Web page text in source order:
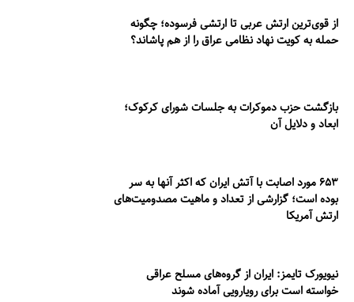
از قوی‌ترین ارتش عربی تا ارتشی فرسوده؛ چگونه
حمله به کویت نهاد نظامی عراق را از هم پاشاند؟
بازگشت حزب دموکرات به جلسات شورای کرکوک؛
ابعاد و دلایل آن
۶۵۳ مورد اصابت با آتش ایران که اکثر آنها به سر
بوده است؛ گزارشی از تعداد و ماهیت مصدومیت‌های
ارتش آمریکا
نیویورک تایمز: ایران از گروه‌های مسلح عراقی
خواسته است برای رویارویی آماده شوند